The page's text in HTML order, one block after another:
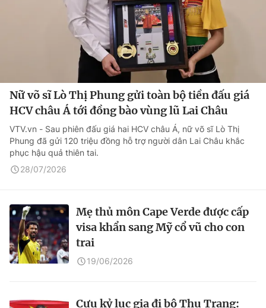
Nữ võ sĩ Lò Thị Phung gửi toàn bộ tiền đấu giá
HCV châu Á tới đồng bào vùng lũ Lai Châu
VTV.vn - Sau phiên đấu giá hai HCV châu Á, nữ võ sĩ Lò Thị
Phung đã gửi 120 triệu đồng hỗ trợ người dân Lai Châu khắc
phục hậu quả thiên tai.
28/07/2026
Mẹ thủ môn Cape Verde được cấp
visa khẩn sang Mỹ cổ vũ cho con
trai
19/06/2026
Cựu kỷ lục gia đi bộ Thu Trang: